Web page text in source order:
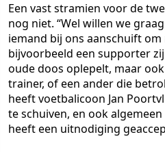
Een vast stramien voor de
nog niet. “Wel willen we
iemand bij ons aanschuift
bijvoorbeeld een supporter
oude doos oplepelt, maar
trainer, of een ander die
heeft voetbalicoon Jan
te schuiven, en ook
heeft een uitnodiging